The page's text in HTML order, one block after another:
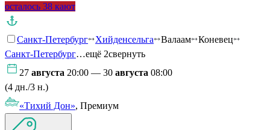
осталось 38 кают
Санкт-Петербург Хийденсельга Валаам
Коневец
Санкт-Петербург…ещё 2свернуть
27 августа 20:00 — 30 августа 08:00
(4 дн./3 н.)
«Тихий Дон», Премиум